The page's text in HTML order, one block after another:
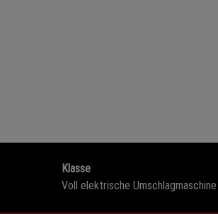
Klasse
Voll elektrische Umschlagmaschine